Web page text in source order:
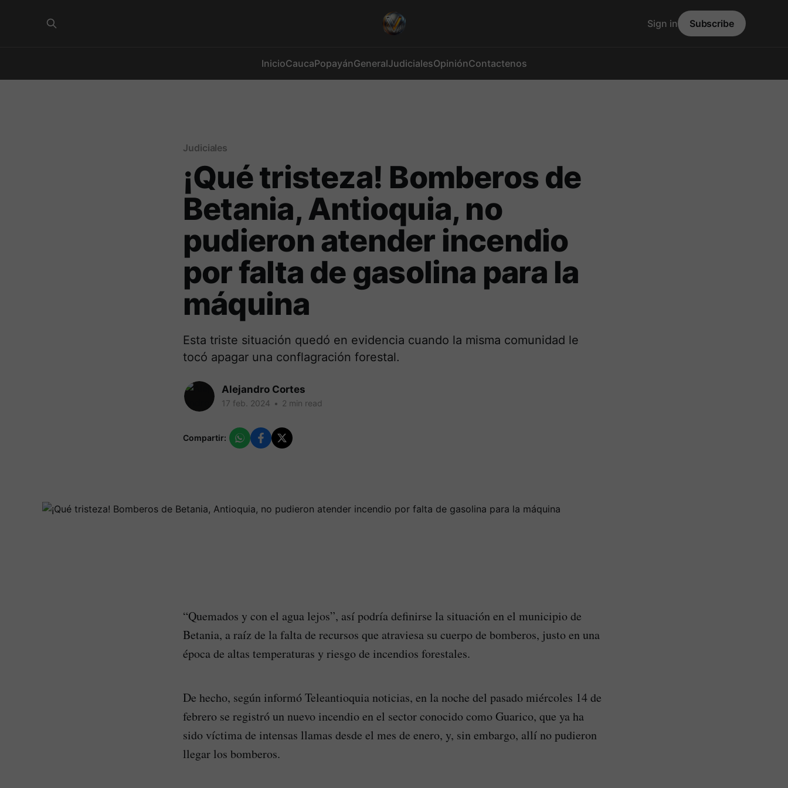
InicioCaucaPopayánGeneralJudicialesOpiniónContactenos
Sign in Subscribe
Judiciales
¡Qué tristeza! Bomberos de
Betania, Antioquia, no
pudieron atender incendio
por falta de gasolina para la
máquina
Esta triste situación quedó en evidencia cuando la misma comunidad le
tocó apagar una conflagración forestal.
Alejandro Cortes
17 feb. 2024 • 2 min read
Compartir:
“Quemados y con el agua lejos”, así podría definirse la situación en el municipio de
Betania, a raíz de la falta de recursos que atraviesa su cuerpo de bomberos, justo en una
época de altas temperaturas y riesgo de incendios forestales.
De hecho, según informó Teleantioquia noticias, en la noche del pasado miércoles 14 de
febrero se registró un nuevo incendio en el sector conocido como Guarico, que ya ha
sido víctima de intensas llamas desde el mes de enero, y, sin embargo, allí no pudieron
llegar los bomberos.